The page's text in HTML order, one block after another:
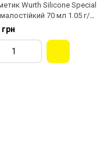
Wurth Silicone Special
70 мл 1.05 г/
грн